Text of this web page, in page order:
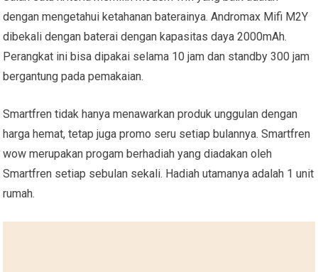
dengan mengetahui ketahanan baterainya. Andromax Mifi M2Y
dibekali dengan baterai dengan kapasitas daya 2000mAh.
Perangkat ini bisa dipakai selama 10 jam dan standby 300 jam
bergantung pada pemakaian.
Smartfren tidak hanya menawarkan produk unggulan dengan
harga hemat, tetap juga promo seru setiap bulannya. Smartfren
wow merupakan progam berhadiah yang diadakan oleh
Smartfren setiap sebulan sekali. Hadiah utamanya adalah 1 unit
rumah.